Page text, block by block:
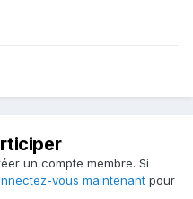
un compte membre. Si
vous maintenant pour